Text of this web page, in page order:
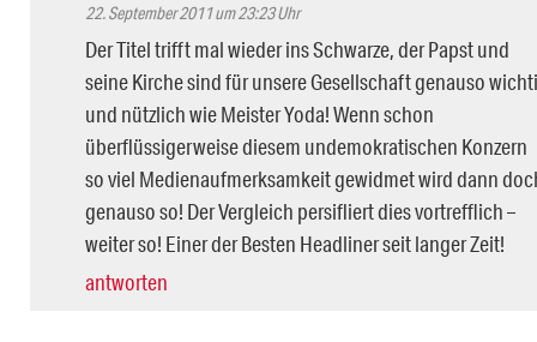
22. September 2011 um 23:23 Uhr
Der Titel trifft mal wieder ins Schwarze, der Papst und
seine Kirche sind für unsere Gesellschaft genauso
und nützlich wie Meister Yoda! Wenn schon
überflüssigerweise diesem undemokratischen Konzern
so viel Medienaufmerksamkeit gewidmet wird dann
genauso so! Der Vergleich persifliert dies vortrefflich –
weiter so! Einer der Besten Headliner seit langer Zeit!
antworten